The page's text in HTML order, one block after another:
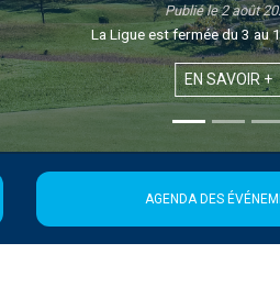
Publié le 2 août
La Ligue est fermée du 3 au
EN SAVOIR +
AGENDA DES